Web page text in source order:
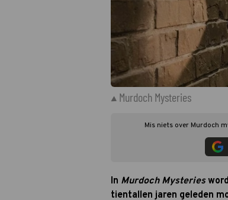
Murdoch Mysteries
Mis niets over Murdoch
In Murdoch Mysteries
tientallen jaren geleden